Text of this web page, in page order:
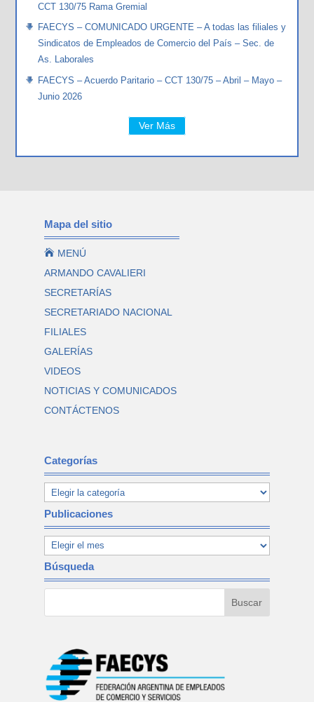
CCT 130/75 Rama Gremial
FAECYS – COMUNICADO URGENTE – A todas las filiales y
Sindicatos de Empleados de Comercio del País – Sec. de
As. Laborales
FAECYS – Acuerdo Paritario – CCT 130/75 – Abril – Mayo –
Junio 2026
Ver Más
Mapa del sitio
 MENÚ
ARMANDO CAVALIERI
SECRETARÍAS
SECRETARIADO NACIONAL
FILIALES
GALERÍAS
VIDEOS
NOTICIAS Y COMUNICADOS
CONTÁCTENOS
Categorías
Publicaciones
Búsqueda